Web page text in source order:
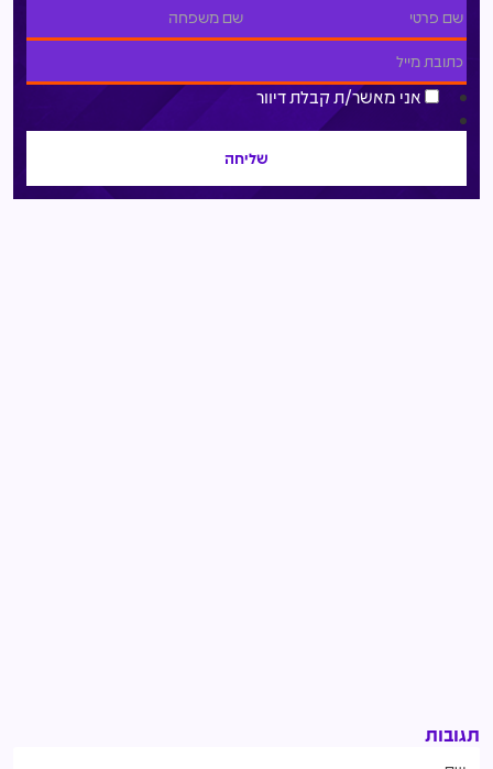
אני מאשר/ת קבלת דיוור
תגובות